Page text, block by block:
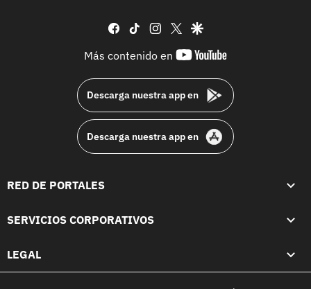
facebook
tiktok instagram
twittergoogle
Más contenido en
youtube-
Descarga nuestra app en
Descarga nuestra app en
RED DE PORTALES
SERVICIOS CORPORATIVOS
LEGAL